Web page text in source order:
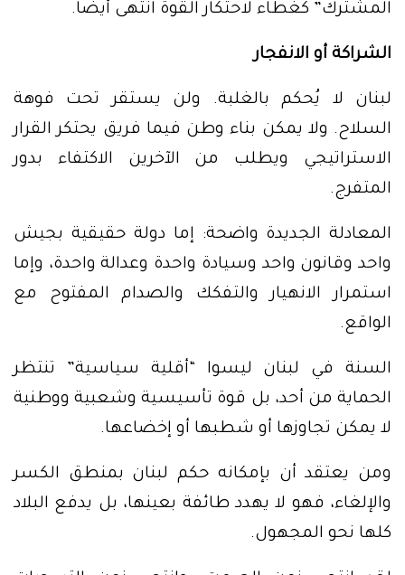
المشترك” كغطاء لاحتكار القوة انتهى أيضًا.
الشراكة أو الانفجار
لبنان لا يُحكم بالغلبة. ولن يستقر تحت فوهة
السلاح. ولا يمكن بناء وطن فيما فريق يحتكر القرار
الاستراتيجي ويطلب من الآخرين الاكتفاء بدور
المتفرج.
المعادلة الجديدة واضحة: إما دولة حقيقية بجيش
واحد وقانون واحد وسيادة واحدة وعدالة واحدة، وإما
استمرار الانهيار والتفكك والصدام المفتوح مع
الواقع.
السنة في لبنان ليسوا “أقلية سياسية” تنتظر
الحماية من أحد، بل قوة تأسيسية وشعبية ووطنية
لا يمكن تجاوزها أو شطبها أو إخضاعها.
ومن يعتقد أن بإمكانه حكم لبنان بمنطق الكسر
والإلغاء، فهو لا يهدد طائفة بعينها، بل يدفع البلاد
كلها نحو المجهول.